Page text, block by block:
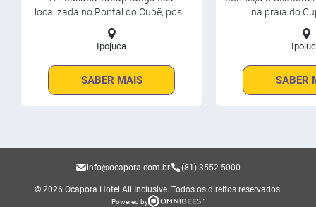
localizada no Pontal do Cupê, pos...
Ipojuca
SABER MAIS
na praia do
SABER
info@ocapora.com.br (81) 3552-5000
© 2026 Ocapora Hotel All Inclusive. Todos os direitos reservados.
Powered by